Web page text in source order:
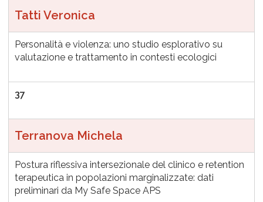
Tatti Veronica
Personalità e violenza: uno studio esplorativo su
valutazione e trattamento in contesti ecologici
37
Terranova Michela
Postura riflessiva intersezionale del clinico e retention
terapeutica in popolazioni marginalizzate: dati
preliminari da My Safe Space APS